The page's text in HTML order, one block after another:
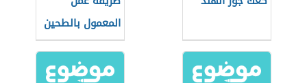
المعمول بالطحين